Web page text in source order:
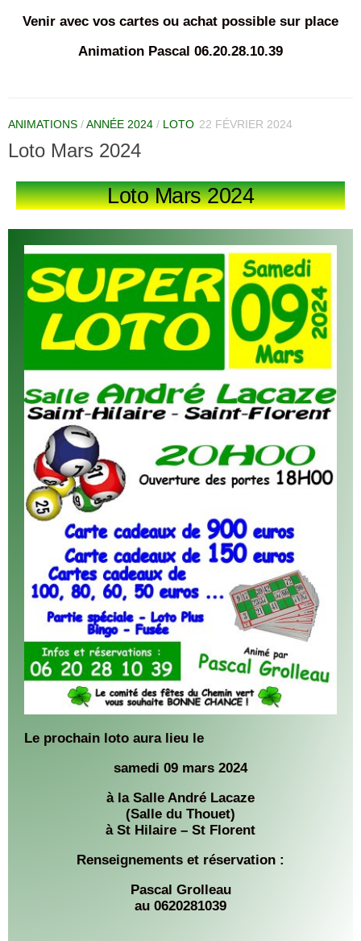
Venir avec vos cartes ou achat possible sur place
Animation Pascal 06.20.28.10.39
ANIMATIONS /ANNÉE 2024 / LOTO 22 FÉVRIER 2024
Loto Mars 2024
Loto Mars 2024
Le prochain loto aura lieu le
samedi 09 mars 2024
à la Salle André Lacaze
(Salle du Thouet)
à St Hilaire – St Florent
Renseignements et réservation :
Pascal Grolleau
au 0620281039